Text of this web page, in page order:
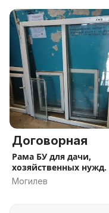
Договорная
Рама БУ для дачи,
хозяйственных нужд.
Могилев